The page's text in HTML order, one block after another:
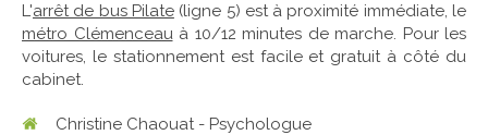
L'arrêt de bus Pilate(ligne 5) est à proximité immédiate, le
métro Clémenceauà 10/12 minutes de marche. Pour les
voitures, le stationnement est facile et gratuit à côté du
cabinet.
Christine Chaouat - Psychologue